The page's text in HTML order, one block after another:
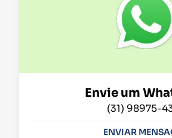
Envie um
(31) 98975-
ENVIAR